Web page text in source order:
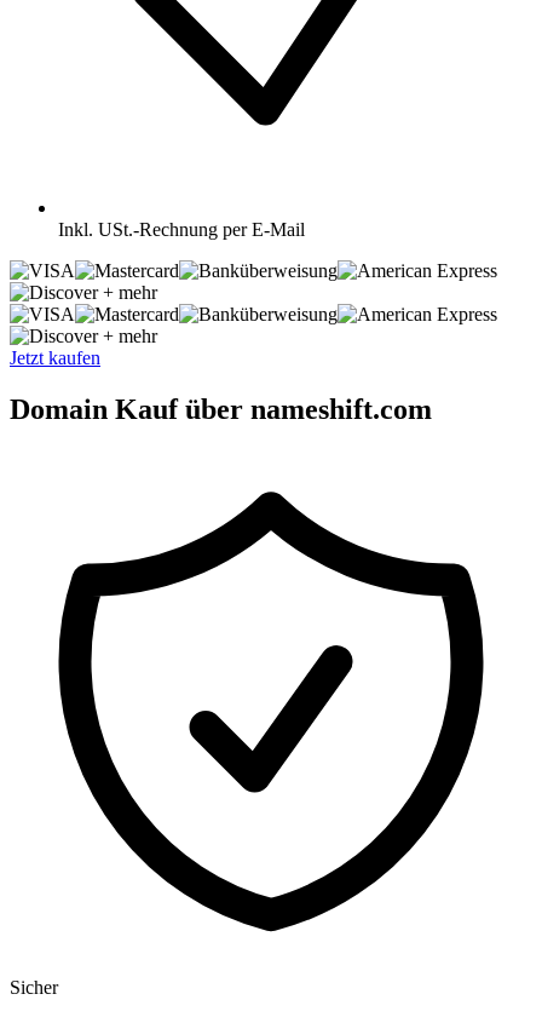
Inkl. USt.-Rechnung per E-Mail
+ mehr
+ mehr
Jetzt kaufen
Domain Kauf über nameshift.com
Sicher